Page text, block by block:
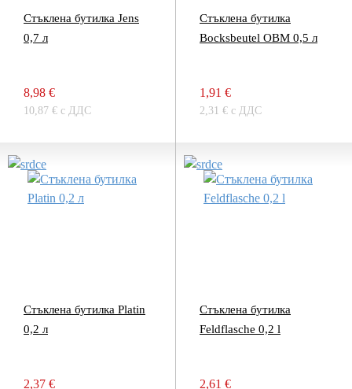
Стъклена бутилка Jens
0,7 л
8,98 €
10,87 € с ДДС
Стъклена бутилка
Bocksbeutel OBM 0,5 л
1,91 €
2,31 € с ДДС
Стъклена бутилка Platin
0,2 л
2,37 €
Стъклена бутилка
Feldflasche 0,2 l
2,61 €